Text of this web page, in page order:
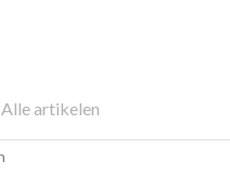
Alle artikelen